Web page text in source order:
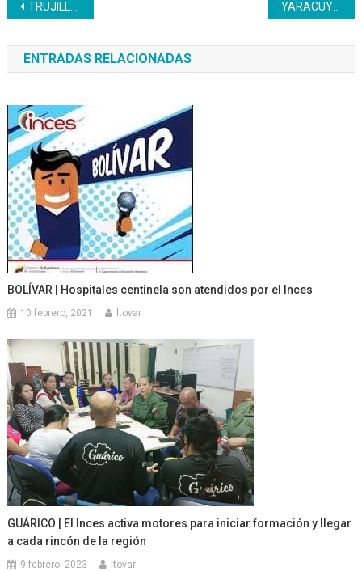
Navegación
de
entradas
TRUJILLO | Inces hace entrega masiva de certificados YARACUY | Residentes de Sabana Larga aprendieron la técnica para elaborar pan
ENTRADAS RELACIONADAS
BOLÍVAR | Hospitales centinela son atendidos por el Inces
10 febrero, 2021 ltovar
GUÁRICO | El Inces activa motores para iniciar formación y llegar
a cada rincón de la región
9 febrero, 2023 ltovar